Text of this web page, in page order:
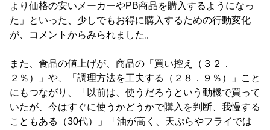
より価格の安いメーカーやPB商品を購入するようになっ
た」といった、少しでもお得に購入するための行動変化
が、コメントからみられました。
また、食品の値上げが、商品の「買い控え（３２．
２％）」や、「調理方法を工夫する（２８．９％）」こと
にもつながり、「以前は、使うだろうという動機で買って
いたが、今はすぐに使うかどうかで購入を判断、我慢する
こともある（30代）」「油が高く、天ぷらやフライでは